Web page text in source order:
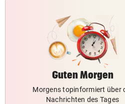
Guten Morgen
Morgens topinformiert über
Nachrichten des Tages